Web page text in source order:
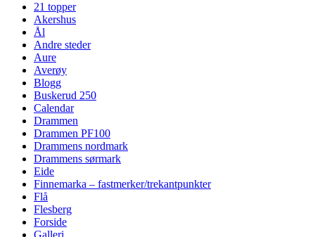
21 topper
Akershus
Ål
Andre steder
Aure
Averøy
Blogg
Buskerud 250
Calendar
Drammen
Drammen PF100
Drammens nordmark
Drammens sørmark
Eide
Finnemarka – fastmerker/trekantpunkter
Flå
Flesberg
Forside
Galleri